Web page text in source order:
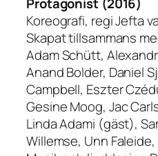
Protagonist (2016)
Koreografi, regi Jefta
Skapat tillsammans
Adam Schütt,
Anand Bolder, Daniel
Campbell, Eszter
Gesine Moog, Jac
Linda Adami (gäst),
Willemse, Unn